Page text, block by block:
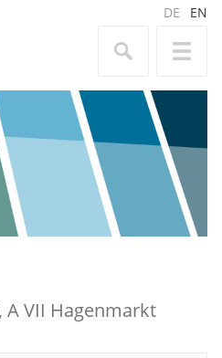
DE EN
A VII Hagenmarkt